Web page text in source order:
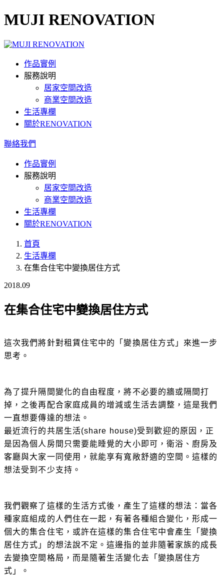
MUJI RENOVATION
作品實例
服務說明
居家空間改造
商業空間改造
生活專欄
關於RENOVATION
聯絡我們
作品實例
服務說明
居家空間改造
商業空間改造
生活專欄
關於RENOVATION
首頁
生活專欄
在集合住宅中變換居住方式
2018.09
在集合住宅中變換居住方式
這次我們將針對租賃住宅中的「變換居住方式」來進一步
思考。
為了提升隔間變化的自由程度，將不必要的牆或隔間打
掉，之後再配合家庭成員的增減或生活去調整，這是我們
一直想要傳達的想法。
最近流行的共居生活(share house)受到歡迎的原因，正
是因為個人房間只需要能睡覺的大小即可，衛浴、廚房及
客廳與大家一同使用，就能享有寬敞舒適的空間。這樣的
想法受到不少支持。
我們觀察了這樣的生活方式後，產生了這樣的想法：當各
種家庭組成的人們住在一起，有著各種組合變化，形成一
個大的集合住宅，或許在這樣的集合住宅中會產生「變換
居住方式」的想法說不定。這邊指的並非隨著家族的成長
去變換空間格局，而是隨著生活變化去「變換居住方
式」。